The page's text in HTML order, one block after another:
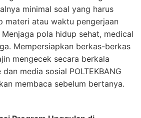
minimal soal yang harus
materi atau waktu pengerjaan
pola hidup sehat, medical
Mempersiapkan berkas-berkas
mengecek secara berkala
media sosial POLTEKBANG
membaca sebelum bertanya.